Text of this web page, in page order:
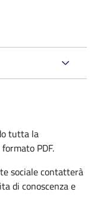
tutta la
PDF.
sociale contatterà
di conoscenza e